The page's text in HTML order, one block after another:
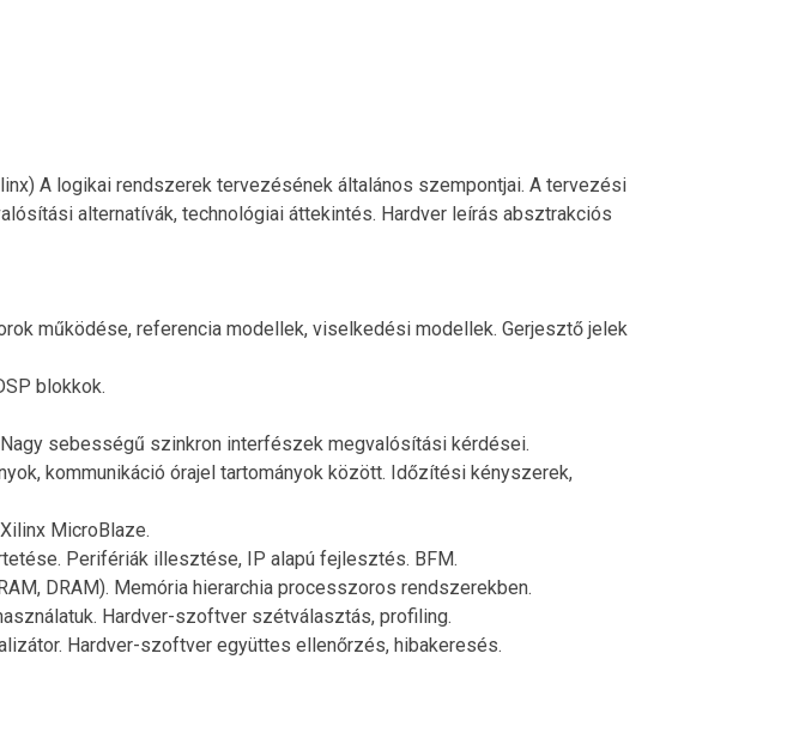
A logikai rendszerek tervezésének általános szempontjai. A tervezési
alternatívák, technológiai áttekintés. Hardver leírás absztrakciós
működése, referencia modellek, viselkedési modellek. Gerjesztő jelek
blokkok.
sebességű szinkron interfészek megvalósítási kérdései.
kommunikáció órajel tartományok között. Időzítési kényszerek,
MicroBlaze.
Perifériák illesztése, IP alapú fejlesztés. BFM.
DRAM). Memória hierarchia processzoros rendszerekben.
Hardver-szoftver szétválasztás, profiling.
Hardver-szoftver együttes ellenőrzés, hibakeresés.